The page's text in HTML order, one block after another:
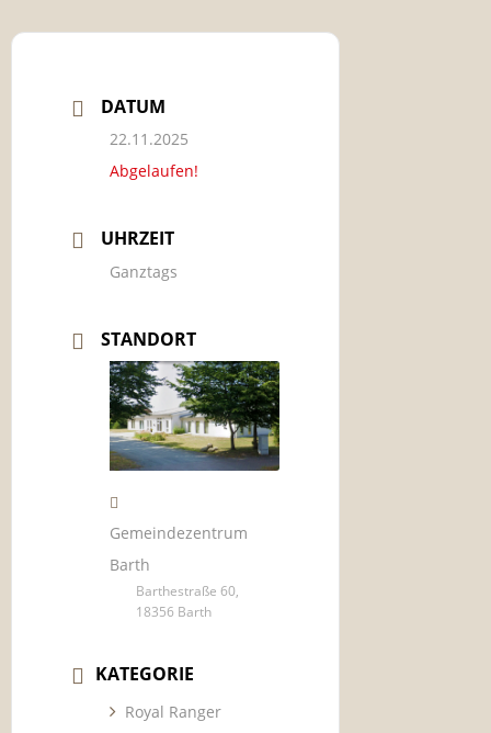
DATUM
22.11.2025
Abgelaufen!
UHRZEIT
Ganztags
STANDORT
Gemeindezentrum
Barth
Barthestraße 60,
18356 Barth
KATEGORIE
Royal Ranger